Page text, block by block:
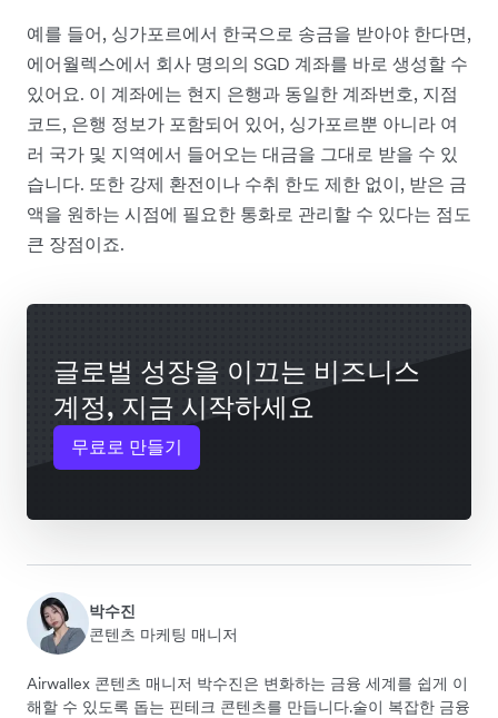
예를 들어, 싱가포르에서 한국으로 송금을 받아야 한다면,
에어월렉스에서 회사 명의의 SGD 계좌를 바로 생성할 수
있어요. 이 계좌에는 현지 은행과 동일한 계좌번호, 지점
코드, 은행 정보가 포함되어 있어, 싱가포르뿐 아니라 여
러 국가 및 지역에서 들어오는 대금을 그대로 받을 수 있
습니다. 또한 강제 환전이나 수취 한도 제한 없이, 받은 금
액을 원하는 시점에 필요한 통화로 관리할 수 있다는 점도
큰 장점이죠.
글로벌 성장을 이끄는 비즈니스
계정, 지금 시작하세요
무료로 만들기
박수진
콘텐츠 마케팅 매니저
Airwallex 콘텐츠 매니저 박수진은 변화하는 금융 세계를 쉽게 이
해할 수 있도록 돕는 핀테크 콘텐츠를 만듭니다.술이 복잡한 금융